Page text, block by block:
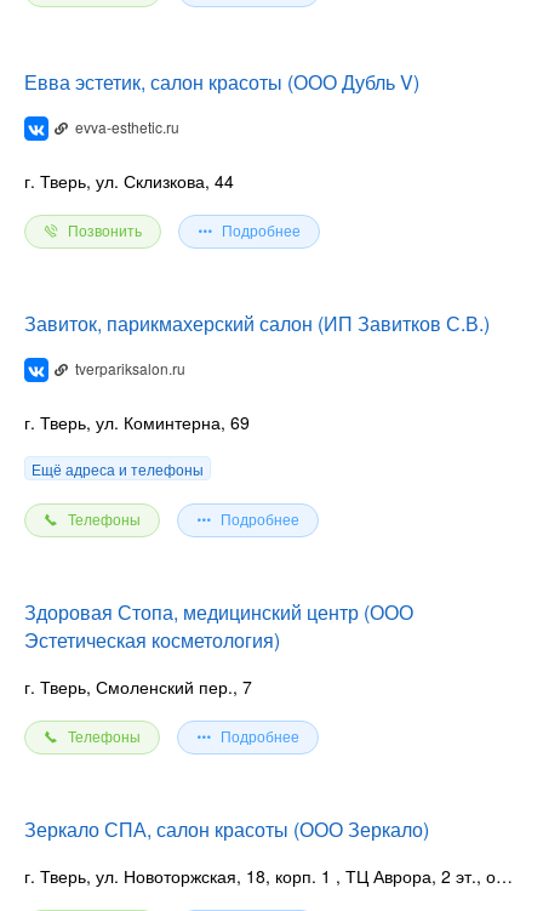
Евва эстетик, салон красоты (ООО Дубль V)
evva-esthetic.ru
г. Тверь, ул. Склизкова, 44
Позвонить Подробнее
Завиток, парикмахерский салон (ИП Завитков С.В.)
tverpariksalon.ru
г. Тверь, ул. Коминтерна, 69
Ещё адреса и телефоны
Телефоны Подробнее
Здоровая Стопа, медицинский центр (ООО
Эстетическая косметология)
г. Тверь, Смоленский пер., 7
Телефоны Подробнее
Зеркало СПА, салон красоты (ООО Зеркало)
г. Тверь, ул. Новоторжская, 18, корп. 1 , ТЦ Аврора, 2 эт., оф 206